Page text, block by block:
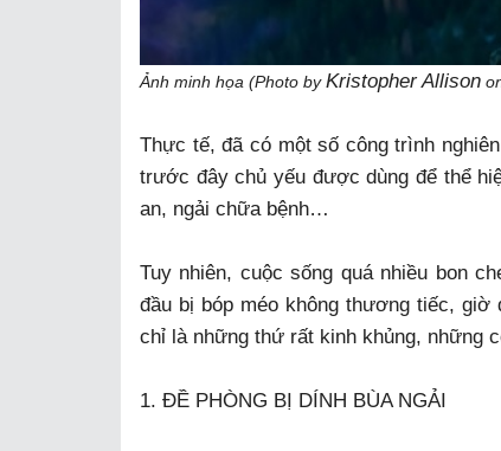
Ảnh minh họa (Photo byKristopher Allison
Thực tế, đã có một số công trình
trước đây chủ yếu được dùng để thể
an, ngải chữa bệnh…
Tuy nhiên, cuộc sống quá nhiều bon
đầu bị bóp méo không thương tiếc,
chỉ là những thứ rất kinh khủng, những
1. ĐỀ PHÒNG BỊ DÍNH BÙA NGẢI